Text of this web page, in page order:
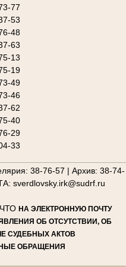
77
53
48
63
13
19
49
46
62
40
29
33
38-76-57 | Архив: 38-74-
sverdlovsky.irk@sudrf.ru
НА ЭЛЕКТРОННУЮ ПОЧТУ
ОБ ОТСУТСТВИИ, ОБ
СУДЕБНЫХ АКТОВ
ОБРАЩЕНИЯ